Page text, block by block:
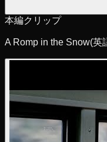
本編クリップ
A Romp in the Snow(英